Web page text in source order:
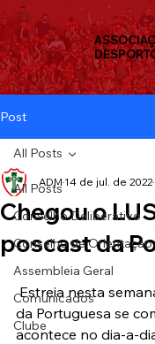
Post
All Posts
Conselho Deliberativo
Conselho de Orientação
Assembleia Geral
Comunicados
Clube
All Posts
Chegou o
poscast da
ADM 14 de jul. de 2022
Estreia nesta semana, uma nova maneira do torcedor
da Portuguesa se
acontece no dia-a-